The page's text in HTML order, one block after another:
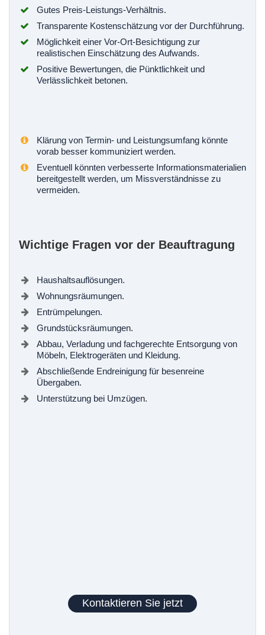
Gutes Preis-Leistungs-Verhältnis.
Transparente Kostenschätzung vor der Durchführung.
Möglichkeit einer Vor-Ort-Besichtigung zur
realistischen Einschätzung des Aufwands.
Positive Bewertungen, die Pünktlichkeit und
Verlässlichkeit betonen.
Klärung von Termin- und Leistungsumfang könnte
vorab besser kommuniziert werden.
Eventuell könnten verbesserte Informationsmaterialien
bereitgestellt werden, um Missverständnisse zu
vermeiden.
Wichtige Fragen vor der Beauftragung
Haushaltsauflösungen.
Wohnungsräumungen.
Entrümpelungen.
Grundstücksräumungen.
Abbau, Verladung und fachgerechte Entsorgung von
Möbeln, Elektrogeräten und Kleidung.
Abschließende Endreinigung für besenreine
Übergaben.
Unterstützung bei Umzügen.
Kontaktieren Sie jetzt